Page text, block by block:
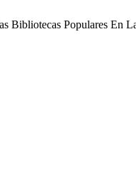
Bibliotecas Populares En